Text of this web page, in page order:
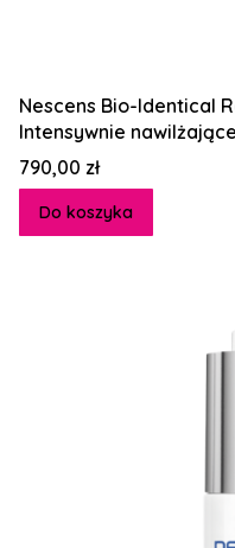
Nescens Bio-Identical
Intensywnie
Cena
790,00 zł
Do koszyka